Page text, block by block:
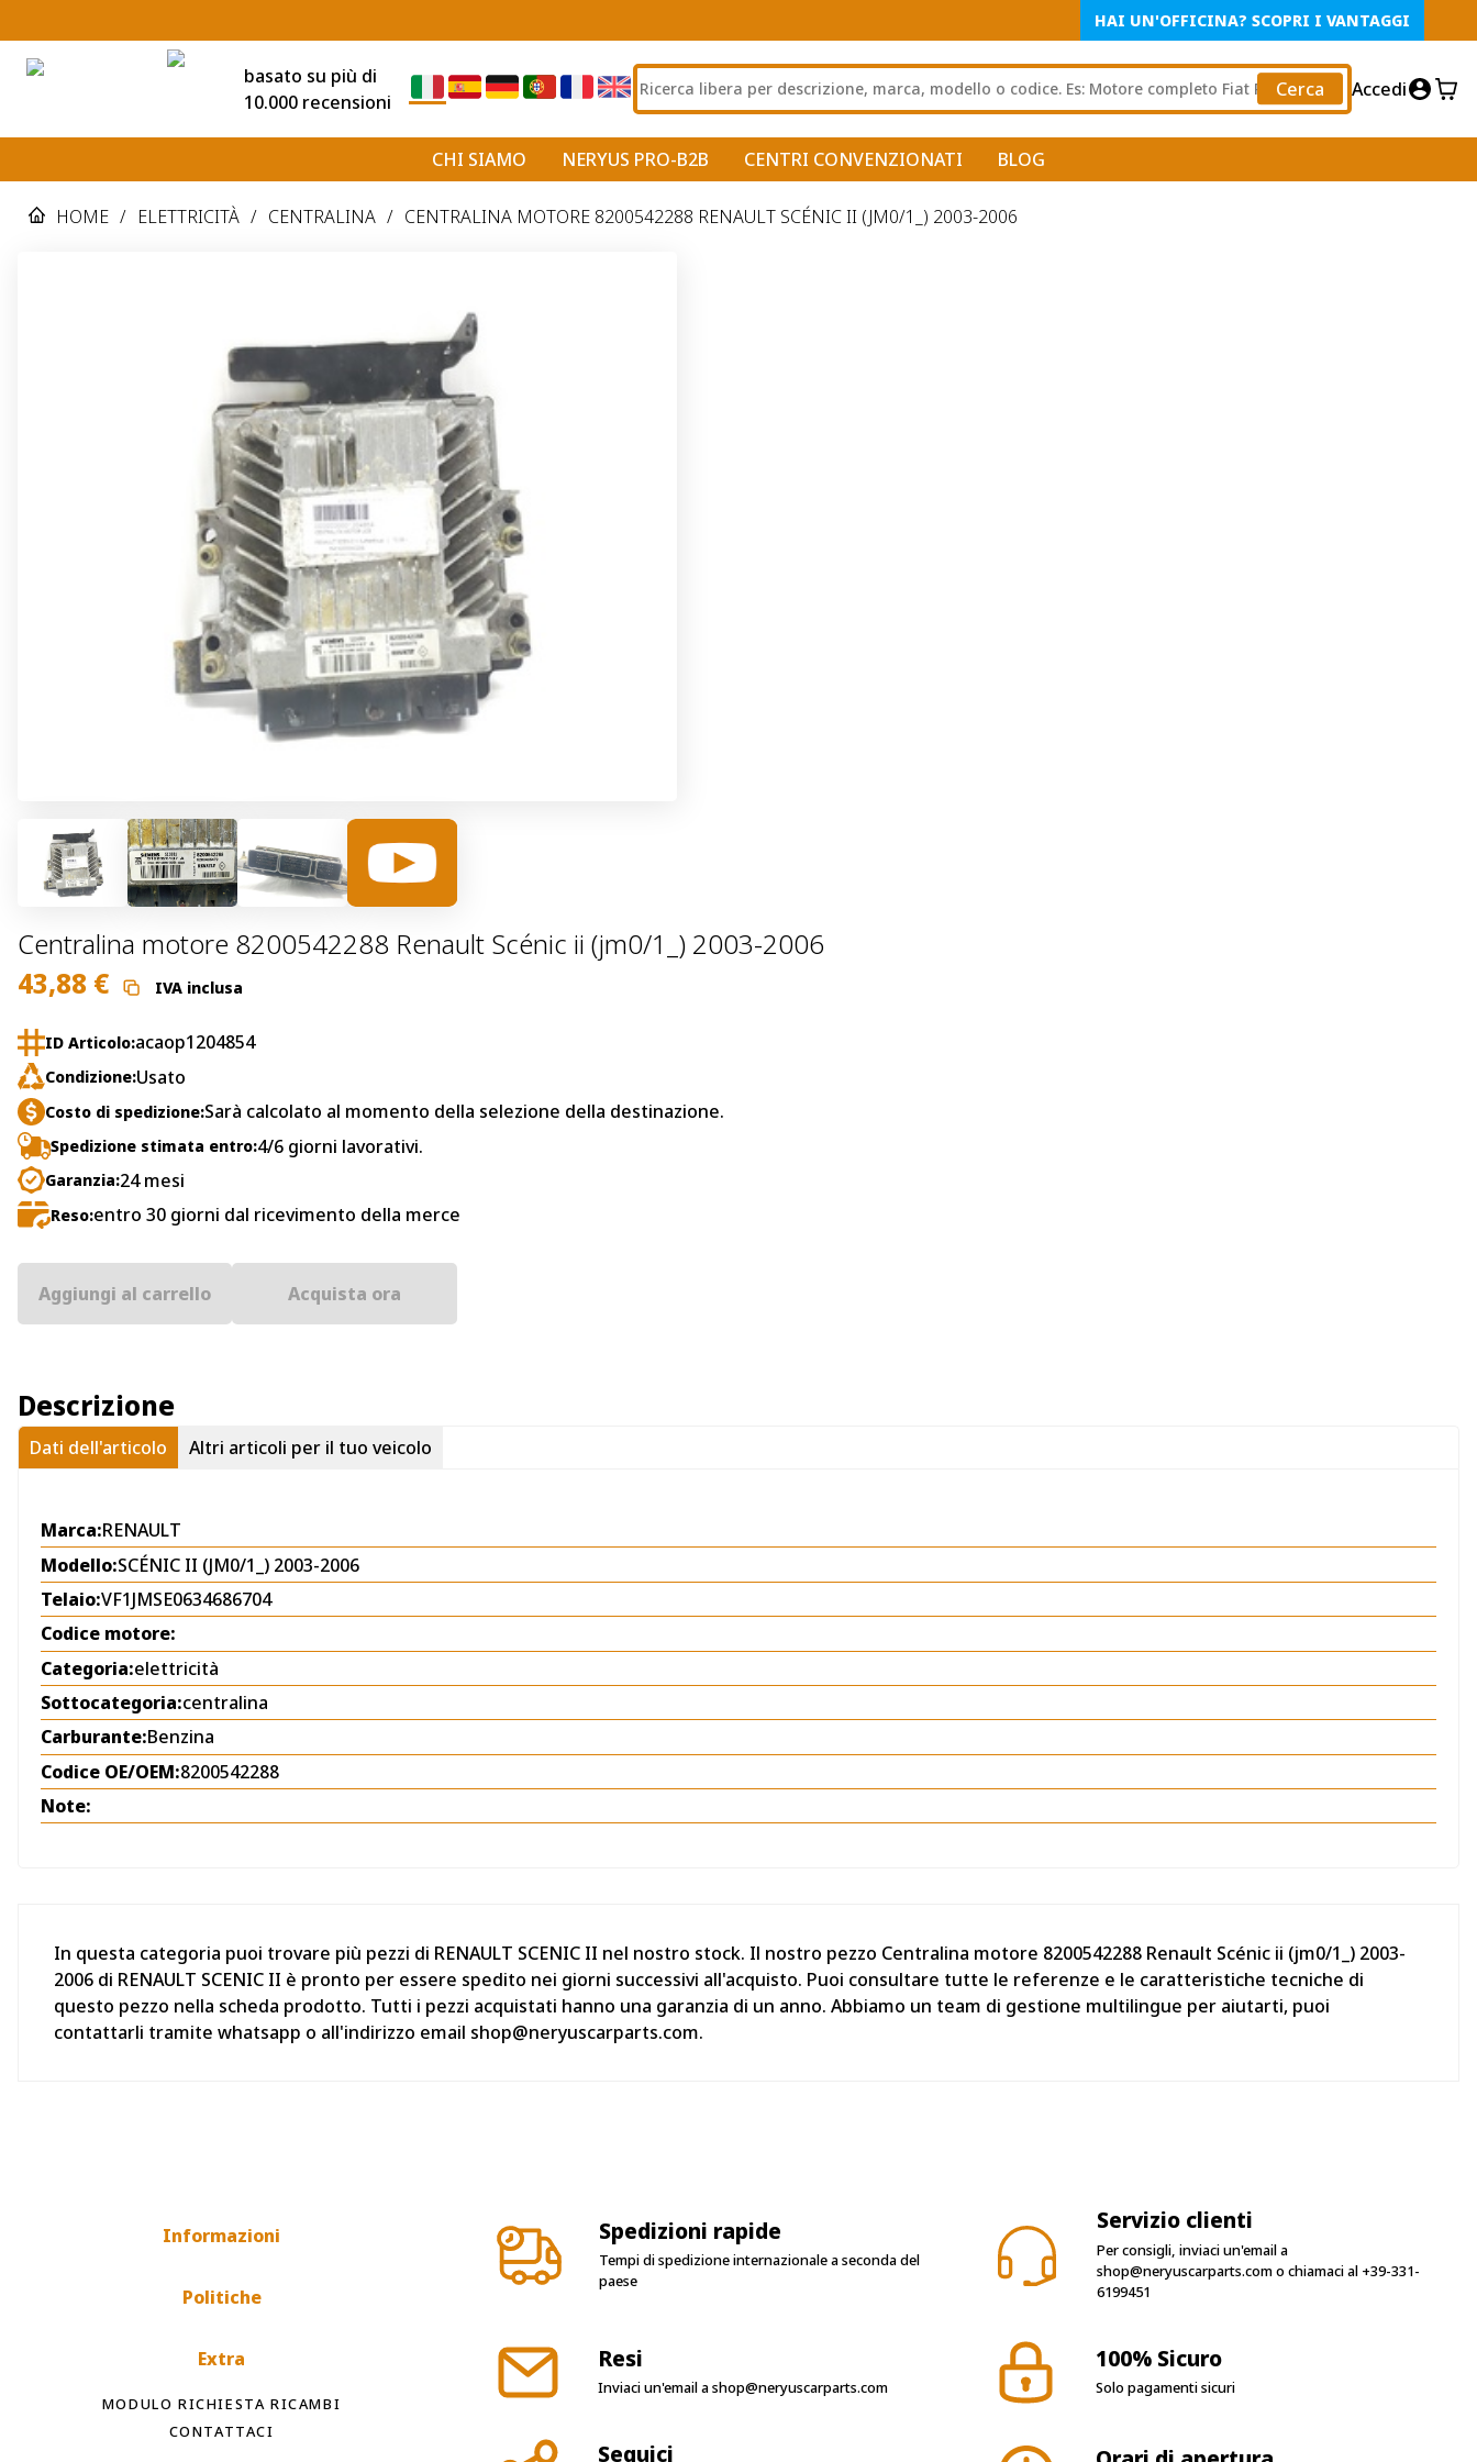
HAI UN'OFFICINA? SCOPRI I VANTAGGI
basato su più di
10.000 recensioni
Cerca Accedi
CHI SIAMO NERYUS PRO-B2B CENTRI CONVENZIONATI BLOG
HOME / ELETTRICITÀ / CENTRALINA / CENTRALINA MOTORE 8200542288 RENAULT SCÉNIC II (JM0/1_) 2003-2006
Centralina motore 8200542288 Renault Scénic ii (jm0/1_) 2003-2006
43,88 € IVA inclusa
ID Articolo:acaop1204854
Condizione:Usato
Costo di spedizione:Sarà calcolato al momento della selezione della destinazione.
Spedizione stimata entro:4/6 giorni lavorativi.
Garanzia:24 mesi
Reso:entro 30 giorni dal ricevimento della merce
Aggiungi al carrello Acquista ora
Descrizione
Dati dell'articolo Altri articoli per il tuo veicolo
Marca:RENAULT
Modello:SCÉNIC II (JM0/1_) 2003-2006
Telaio:VF1JMSE0634686704
Codice motore:
Categoria:elettricità
Sottocategoria:centralina
Carburante:Benzina
Codice OE/OEM:8200542288
Note:
In questa categoria puoi trovare più pezzi di RENAULT SCENIC II nel nostro stock. Il nostro pezzo Centralina motore 8200542288 Renault Scénic ii (jm0/1_) 2003-
2006 di RENAULT SCENIC II è pronto per essere spedito nei giorni successivi all'acquisto. Puoi consultare tutte le referenze e le caratteristiche tecniche di
questo pezzo nella scheda prodotto. Tutti i pezzi acquistati hanno una garanzia di un anno. Abbiamo un team di gestione multilingue per aiutarti, puoi
contattarli tramite whatsapp o all'indirizzo email shop@neryuscarparts.com.
Informazioni
Politiche
Extra
MODULO RICHIESTA RICAMBI
CONTATTACI
Spedizioni rapide
Tempi di spedizione internazionale a seconda del
paese
Servizio clienti
Per consigli, inviaci un'email a
shop@neryuscarparts.como chiamaci al +39-331-
6199451
Resi
Inviaci un'email ashop@neryuscarparts.com
100% Sicuro
Solo pagamenti sicuri
Seguici